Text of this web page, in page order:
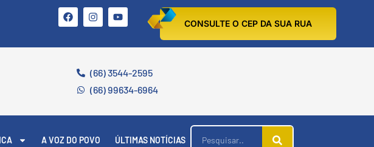
CONSULTE O CEP DA SUA RUA
(66) 3544-2595
(66) 99634-6964
A VOZ DO POVO ÚLTIMAS NOTÍCIAS